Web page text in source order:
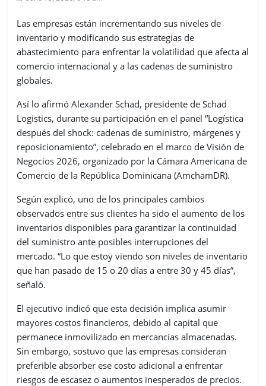
Las empresas están incrementando sus niveles de
inventario y modificando sus estrategias de
abastecimiento para enfrentar la volatilidad que afecta al
comercio internacional y a las cadenas de suministro
globales.
Así lo afirmó Alexander Schad, presidente de Schad
Logistics, durante su participación en el panel “Logística
después del shock: cadenas de suministro, márgenes y
reposicionamiento”, celebrado en el marco de Visión de
Negocios 2026, organizado por la Cámara Americana de
Comercio de la República Dominicana (AmchamDR).
Según explicó, uno de los principales cambios
observados entre sus clientes ha sido el aumento de los
inventarios disponibles para garantizar la continuidad
del suministro ante posibles interrupciones del
mercado. “Lo que estoy viendo son niveles de inventario
que han pasado de 15 o 20 días a entre 30 y 45 días”,
señaló.
El ejecutivo indicó que esta decisión implica asumir
mayores costos financieros, debido al capital que
permanece inmovilizado en mercancías almacenadas.
Sin embargo, sostuvo que las empresas consideran
preferible absorber ese costo adicional a enfrentar
riesgos de escasez o aumentos inesperados de precios.